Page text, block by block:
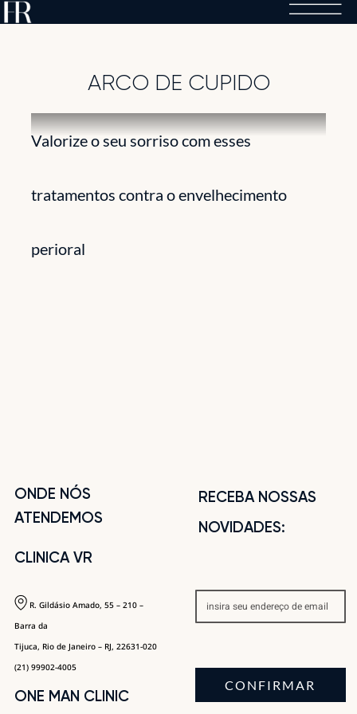
Skip
ARCO DE CUPIDO
Valorize o seu sorriso com esses
tratamentos contra o envelhecimento
perioral
ONDE NÓS
ATENDEMOS
CLINICA VR
R. Gildásio Amado, 55 – 210 –
Barra da
Tijuca, Rio de Janeiro – RJ, 22631-020
(21) 99902-4005
ONE MAN CLINIC
RECEBA NOSSAS
NOVIDADES:
CONFIRMAR